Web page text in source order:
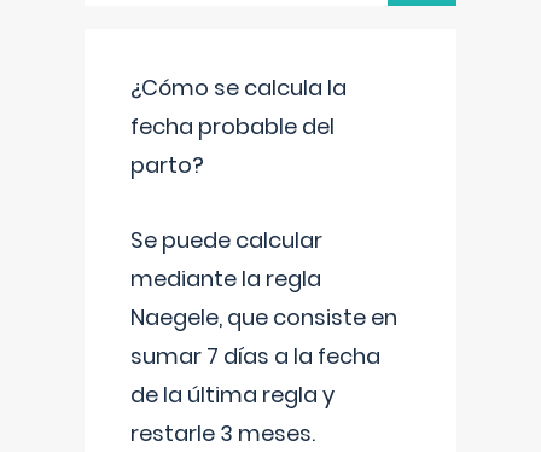
¿Cómo se calcula la
fecha probable del
parto?
Se puede calcular
mediante la regla
Naegele, que consiste en
sumar 7 días a la fecha
de la última regla y
restarle 3 meses.